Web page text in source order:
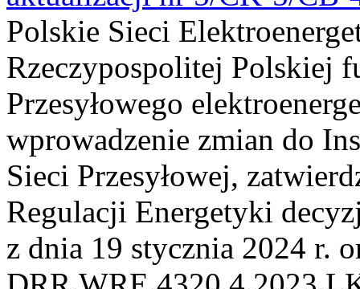
Polskie Sieci
Rzeczypospolitej Polskiej
Przesyłowego
wprowadzenie zmian do
Sieci Przesyłowej,
Regulacji Energetyki
z dnia 19 stycznia 2024 r.